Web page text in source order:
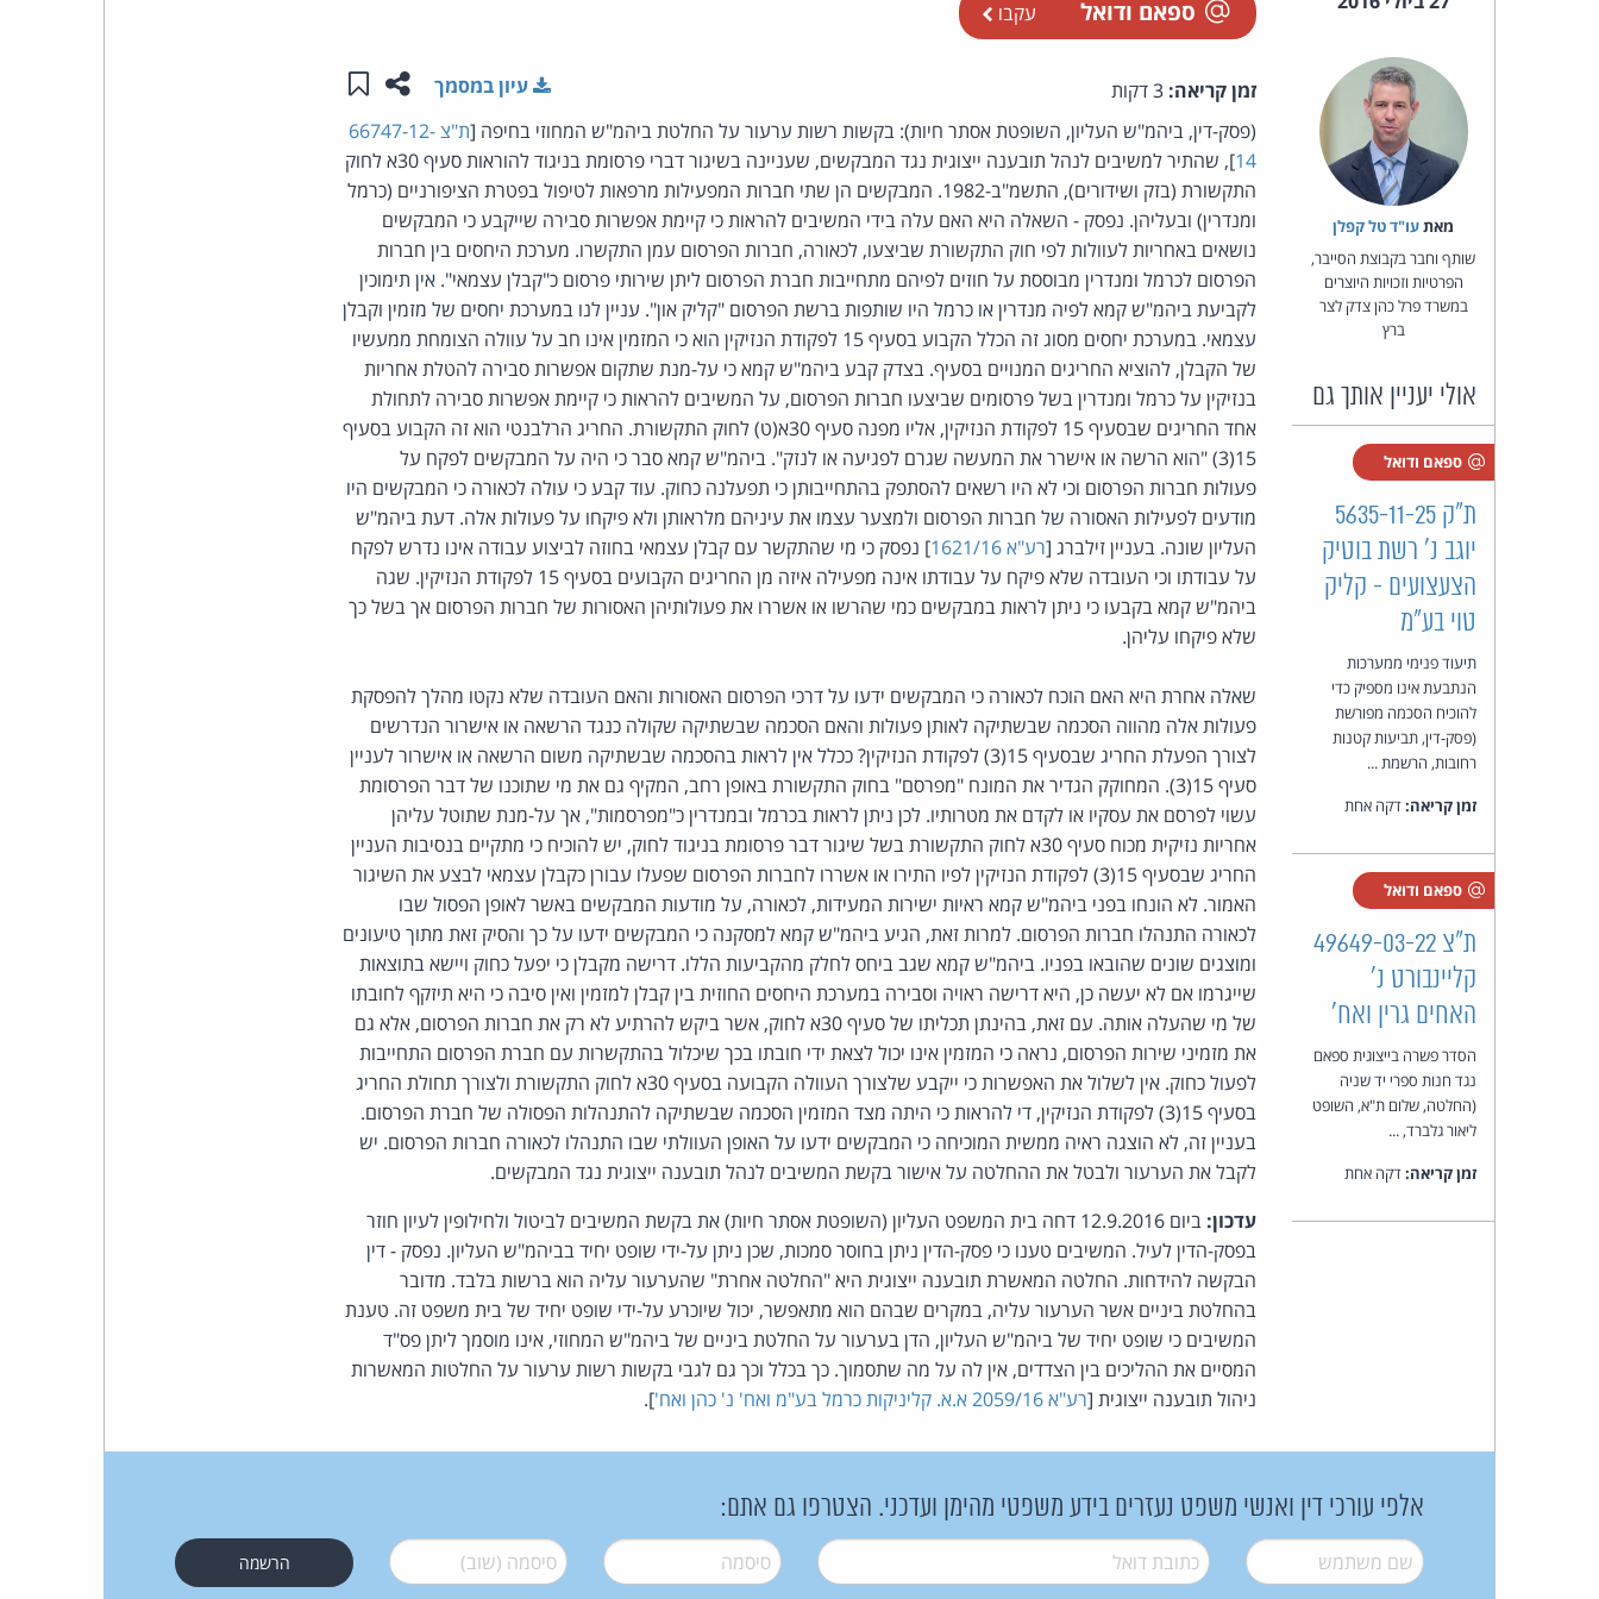
ספאם ודואל עקבו
מאת‏עו"ד טל קפלן
שותף וחבר בקבוצת הסייבר,
הפרטיות וזכויות היוצרים
במשרד פרל כהן צדק לצר
ברץ
אולי יעניין אותך גם
ספאם ודואל
ת"ק 5635-11-25
יוגב נ' רשת בוטיק
הצעצועים - קליק
טוי בע"מ
תיעוד פנימי ממערכות
הנתבעת אינו מספיק כדי
להוכיח הסכמה מפורשת
(פסק-דין, תביעות קטנות
רחובות, הרשמת ...
זמן קריאה:דקה אחת
ספאם ודואל
ת"צ 49649-03-22
קליינבורט נ'
האחים גרין ואח'
הסדר פשרה בייצוגית ספאם
נגד חנות ספרי יד שניה
(החלטה, שלום ת"א, השופט
ליאור גלברד, ...
זמן קריאה:דקה אחת
זמן קריאה: שתפו עמוד זה
שמור ב"תכנים שלי"
עיון במסמך
(פסק-דין, ביהמ"ש העליון, השופטת אסתר חיות): בקשות רשות ערעור על החלטת ביהמ"ש המחוזי בחיפה [
ת"צ 66747-12-
14
], שהתיר למשיבים לנהל תובענה ייצוגית נגד המבקשים, שעניינה בשיגור דברי פרסומת בניגוד להוראות סעיף 30א לחוק
התקשורת (בזק ושידורים), התשמ"ב-1982. המבקשים הן שתי חברות המפעילות מרפאות לטיפול בפטרת הציפורניים (כרמל
ומנדרין) ובעליהן. נפסק - השאלה היא האם עלה בידי המשיבים להראות כי קיימת אפשרות סבירה שייקבע כי המבקשים
נושאים באחריות לעוולות לפי חוק התקשורת שביצעו, לכאורה, חברות הפרסום עמן התקשרו. מערכת היחסים בין חברות
הפרסום לכרמל ומנדרין מבוססת על חוזים לפיהם מתחייבות חברת הפרסום ליתן שירותי פרסום כ"קבלן עצמאי". אין תימוכין
לקביעת ביהמ"ש קמא לפיה מנדרין או כרמל היו שותפות ברשת הפרסום "קליק און". עניין לנו במערכת יחסים של מזמין וקבלן
עצמאי. במערכת יחסים מסוג זה הכלל הקבוע בסעיף 15 לפקודת הנזיקין הוא כי המזמין אינו חב על עוולה הצומחת ממעשיו
של הקבלן, להוציא החריגים המנויים בסעיף. בצדק קבע ביהמ"ש קמא כי על-מנת שתקום אפשרות סבירה להטלת אחריות
בנזיקין על כרמל ומנדרין בשל פרסומים שביצעו חברות הפרסום, על המשיבים להראות כי קיימת אפשרות סבירה לתחולת
אחד החריגים שבסעיף 15 לפקודת הנזיקין, אליו מפנה סעיף 30א(ט) לחוק התקשורת. החריג הרלבנטי הוא זה הקבוע בסעיף
15(3) "הוא הרשה או אישרר את המעשה שגרם לפגיעה או לנזק". ביהמ"ש קמא סבר כי היה על המבקשים לפקח על
פעולות חברות הפרסום וכי לא היו רשאים להסתפק בהתחייבותן כי תפעלנה כחוק. עוד קבע כי עולה לכאורה כי המבקשים היו
מודעים לפעילות האסורה של חברות הפרסום ולמצער עצמו את עיניהם מלראותן ולא פיקחו על פעולות אלה. דעת ביהמ"ש
העליון שונה. בעניין זילברג [רע"א 1621/16
] נפסק כי מי שהתקשר עם קבלן עצמאי בחוזה לביצוע עבודה אינו נדרש לפקח
על עבודתו וכי העובדה שלא פיקח על עבודתו אינה מפעילה איזה מן החריגים הקבועים בסעיף 15 לפקודת הנזיקין. שגה
ביהמ"ש קמא בקבעו כי ניתן לראות במבקשים כמי שהרשו או אשררו את פעולותיהן האסורות של חברות הפרסום אך בשל כך
שלא פיקחו עליהן.
שאלה אחרת היא האם הוכח לכאורה כי המבקשים ידעו על דרכי הפרסום האסורות והאם העובדה שלא נקטו מהלך להפסקת
פעולות אלה מהווה הסכמה שבשתיקה לאותן פעולות והאם הסכמה שבשתיקה שקולה כנגד הרשאה או אישרור הנדרשים
לצורך הפעלת החריג שבסעיף 15(3) לפקודת הנזיקין? ככלל אין לראות בהסכמה שבשתיקה משום הרשאה או אישרור לעניין
סעיף 15(3). המחוקק הגדיר את המונח "מפרסם" בחוק התקשורת באופן רחב, המקיף גם את מי שתוכנו של דבר הפרסומת
עשוי לפרסם את עסקיו או לקדם את מטרותיו. לכן ניתן לראות בכרמל ובמנדרין כ"מפרסמות", אך על-מנת שתוטל עליהן
אחריות נזיקית מכוח סעיף 30א לחוק התקשורת בשל שיגור דבר פרסומת בניגוד לחוק, יש להוכיח כי מתקיים בנסיבות העניין
החריג שבסעיף 15(3) לפקודת הנזיקין לפיו התירו או אשררו לחברות הפרסום שפעלו עבורן כקבלן עצמאי לבצע את השיגור
האמור. לא הונחו בפני ביהמ"ש קמא ראיות ישירות המעידות, לכאורה, על מודעות המבקשים באשר לאופן הפסול שבו
לכאורה התנהלו חברות הפרסום. למרות זאת, הגיע ביהמ"ש קמא למסקנה כי המבקשים ידעו על כך והסיק זאת מתוך טיעונים
ומוצגים שונים שהובאו בפניו. ביהמ"ש קמא שגב ביחס לחלק מהקביעות הללו. דרישה מקבלן כי יפעל כחוק ויישא בתוצאות
שייגרמו אם לא יעשה כן, היא דרישה ראויה וסבירה במערכת היחסים החוזית בין קבלן למזמין ואין סיבה כי היא תיזקף לחובתו
של מי שהעלה אותה. עם זאת, בהינתן תכליתו של סעיף 30א לחוק, אשר ביקש להרתיע לא רק את חברות הפרסום, אלא גם
את מזמיני שירות הפרסום, נראה כי המזמין אינו יכול לצאת ידי חובתו בכך שיכלול בהתקשרות עם חברת הפרסום התחייבות
לפעול כחוק. אין לשלול את האפשרות כי ייקבע שלצורך העוולה הקבועה בסעיף 30א לחוק התקשורת ולצורך תחולת החריג
בסעיף 15(3) לפקודת הנזיקין, די להראות כי היתה מצד המזמין הסכמה שבשתיקה להתנהלות הפסולה של חברת הפרסום.
בעניין זה, לא הוצגה ראיה ממשית המוכיחה כי המבקשים ידעו על האופן העוולתי שבו התנהלו לכאורה חברות הפרסום. יש
לקבל את הערעור ולבטל את ההחלטה על אישור בקשת המשיבים לנהל תובענה ייצוגית נגד המבקשים.
עדכון:
ביום 12.9.2016 דחה בית המשפט העליון (השופטת אסתר חיות) את בקשת המשיבים לביטול ולחילופין לעיון חוזר
בפסק-הדין לעיל. המשיבים טענו כי פסק-הדין ניתן בחוסר סמכות, שכן ניתן על-ידי שופט יחיד בביהמ"ש העליון. נפסק - דין
הבקשה להידחות. החלטה המאשרת תובענה ייצוגית היא "החלטה אחרת" שהערעור עליה הוא ברשות בלבד. מדובר
בהחלטת ביניים אשר הערעור עליה, במקרים שבהם הוא מתאפשר, יכול שיוכרע על-ידי שופט יחיד של בית משפט זה. טענת
המשיבים כי שופט יחיד של ביהמ"ש העליון, הדן בערעור על החלטת ביניים של ביהמ"ש המחוזי, אינו מוסמך ליתן פס"ד
המסיים את ההליכים בין הצדדים, אין לה על מה שתסמוך. כך בכלל וכך גם לגבי בקשות רשות ערעור על החלטות המאשרות
ניהול תובענה ייצוגית [רע"א 2059/16 א.א. קליניקות כרמל בע"מ ואח' נ' כהן ואח' ].
אלפי עורכי דין ואנשי משפט נעזרים בידע משפטי מהימן ועדכני. הצטרפו גם אתם:
שם משתמש* דואל* סיסמה* סיסמה (שוב)*